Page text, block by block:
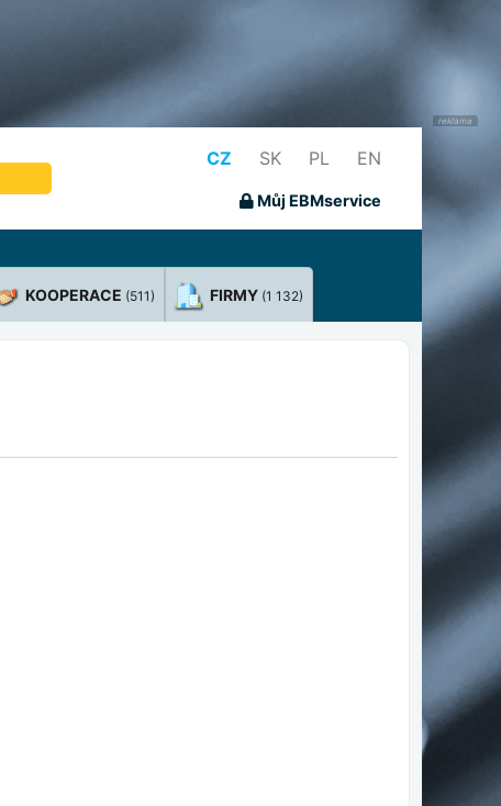
CZ SK PL EN
Můj EBMservice
KOOPERACE (511) FIRMY (1 132)